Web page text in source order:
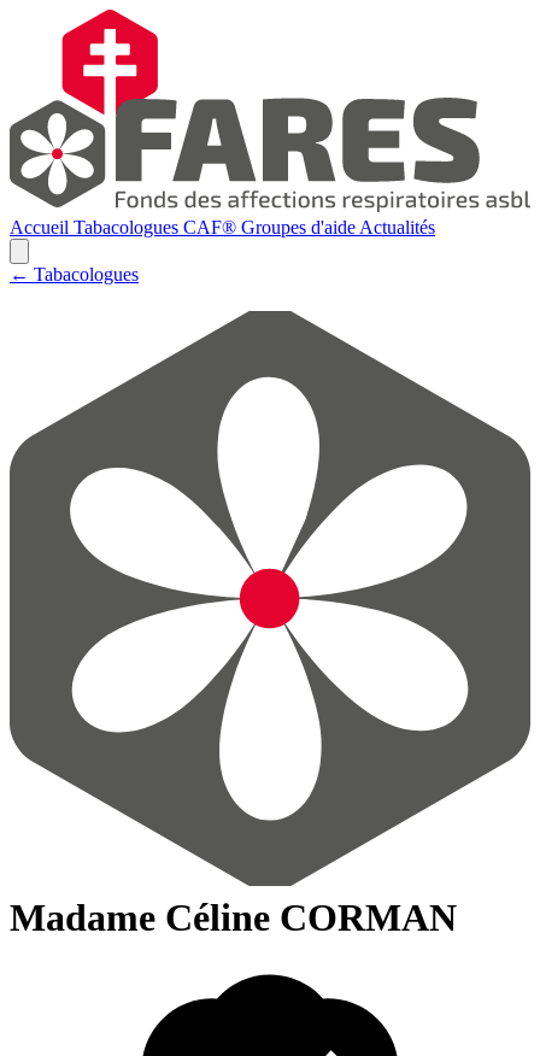
Accueil Tabacologues CAF® Groupes d'aide Actualités
← Tabacologues
Madame Céline CORMAN